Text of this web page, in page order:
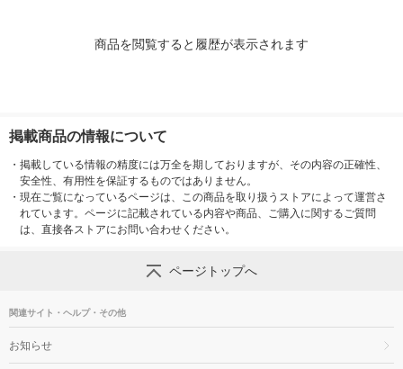
商品を閲覧すると履歴が表示されます
掲載商品の情報について
・ 掲載している情報の精度には万全を期しておりますが、その内容の正確性、
安全性、有用性を保証するものではありません。
・ 現在ご覧になっているページは、この商品を取り扱うストアによって運営さ
れています。ページに記載されている内容や商品、ご購入に関するご質問
は、直接各ストアにお問い合わせください。
ページトップへ
関連サイト・ヘルプ・その他
お知らせ